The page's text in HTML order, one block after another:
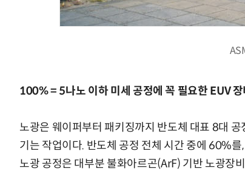
100% = 5나노 이하 미세 공정에 꼭 필요한 EUV
노광은 웨이퍼부터 패키징까지 반도체 대표 8대
기는 작업이다. 반도체 공정 전체 시간 중에 60%
노광 공정은 대부분 불화아르곤(ArF) 기반 노광장